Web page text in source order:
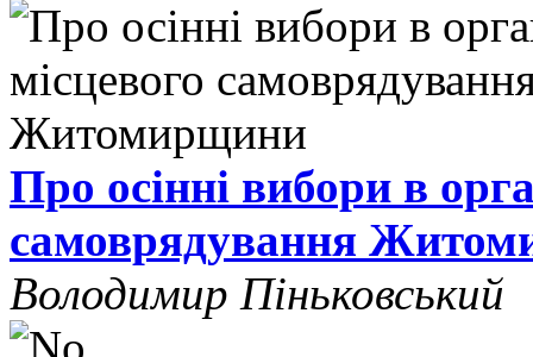
Про осінні вибори в
самоврядування
Володимир Піньковський